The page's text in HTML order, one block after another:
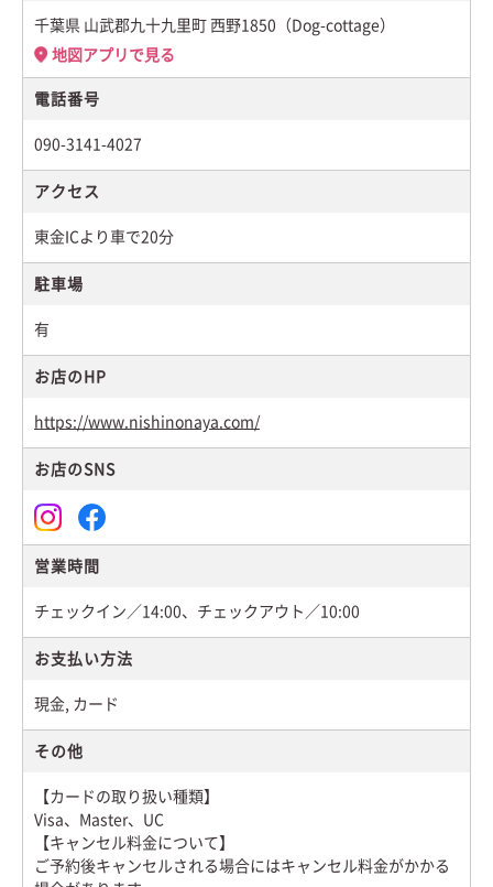
千葉県 山武郡九十九里町 西野1850（Dog-cottage）
地図アプリで見る
電話番号
090-3141-4027
アクセス
東金ICより車で20分
駐車場
有
お店のHP
https://www.nishinonaya.com/
お店のSNS
営業時間
チェックイン／14:00、チェックアウト／10:00
お支払い方法
現金, カード
その他
【カードの取り扱い種類】
Visa、Master、UC
【キャンセル料金について】
ご予約後キャンセルされる場合にはキャンセル料金がかかる